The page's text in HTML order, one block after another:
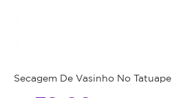
Secagem De Vasinho No Tatuape